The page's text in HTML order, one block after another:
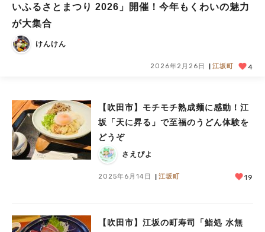
いふるさとまつり 2026」開催！今年もくわいの魅力
が大集合
けんけん
2026年2月26日 江坂町 4
【吹田市】モチモチ熟成麺に感動！江
坂「天に昇る」で至福のうどん体験を
どうぞ
さえぴよ
2025年6月14日 江坂町 19
【吹田市】江坂の町寿司「鮨処 水無